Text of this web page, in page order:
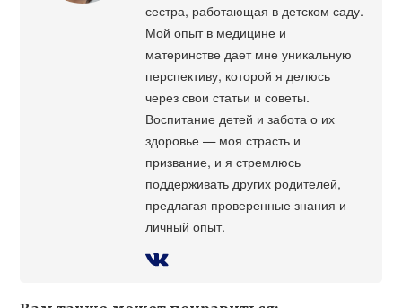
сестра, работающая в детском саду.
Мой опыт в медицине и
материнстве дает мне уникальную
перспективу, которой я делюсь
через свои статьи и советы.
Воспитание детей и забота о их
здоровье — моя страсть и
призвание, и я стремлюсь
поддерживать других родителей,
предлагая проверенные знания и
личный опыт.